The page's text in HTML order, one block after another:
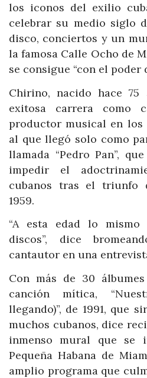
los iconos del exilio
celebrar su medio siglo
disco, conciertos y un
la famosa Calle Ocho de
se consigue “con el poder
Chirino, nacido hace 75
exitosa carrera como
productor musical en los
al que llegó solo como
llamada “Pedro Pan”,
impedir el
cubanos tras el triunfo
1959.
“A esta edad lo
discos”, dice
cantautor en una
Con más de 30
canción mítica,
llegando)”, de 1991, que
muchos cubanos, dice
inmenso mural que se
Pequeña Habana de
amplio programa que